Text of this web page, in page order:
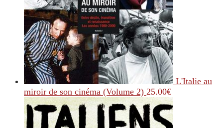
L'Italie au
miroir de son cinéma (Volume 2) 25.00€